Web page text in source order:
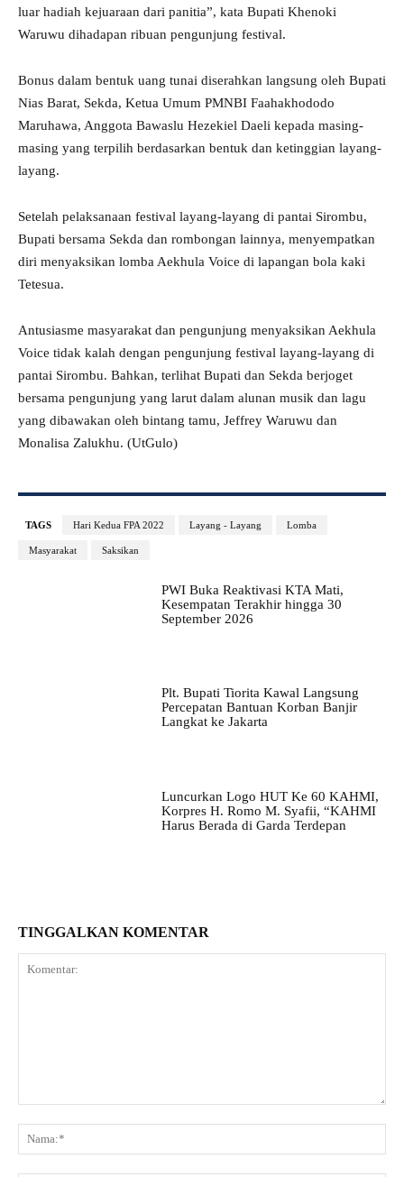
luar hadiah kejuaraan dari panitia”, kata Bupati Khenoki
Waruwu dihadapan ribuan pengunjung festival.
Bonus dalam bentuk uang tunai diserahkan langsung oleh Bupati
Nias Barat, Sekda, Ketua Umum PMNBI Faahakhododo
Maruhawa, Anggota Bawaslu Hezekiel Daeli kepada masing-
masing yang terpilih berdasarkan bentuk dan ketinggian layang-
layang.
Setelah pelaksanaan festival layang-layang di pantai Sirombu,
Bupati bersama Sekda dan rombongan lainnya, menyempatkan
diri menyaksikan lomba Aekhula Voice di lapangan bola kaki
Tetesua.
Antusiasme masyarakat dan pengunjung menyaksikan Aekhula
Voice tidak kalah dengan pengunjung festival layang-layang di
pantai Sirombu. Bahkan, terlihat Bupati dan Sekda berjoget
bersama pengunjung yang larut dalam alunan musik dan lagu
yang dibawakan oleh bintang tamu, Jeffrey Waruwu dan
Monalisa Zalukhu. (UtGulo)
TAGS Hari Kedua FPA 2022 Layang - Layang Lomba
Masyarakat Saksikan
PWI Buka Reaktivasi KTA Mati,
Kesempatan Terakhir hingga 30
September 2026
Plt. Bupati Tiorita Kawal Langsung
Percepatan Bantuan Korban Banjir
Langkat ke Jakarta
Luncurkan Logo HUT Ke 60 KAHMI,
Korpres H. Romo M. Syafii, “KAHMI
Harus Berada di Garda Terdepan
TINGGALKAN KOMENTAR